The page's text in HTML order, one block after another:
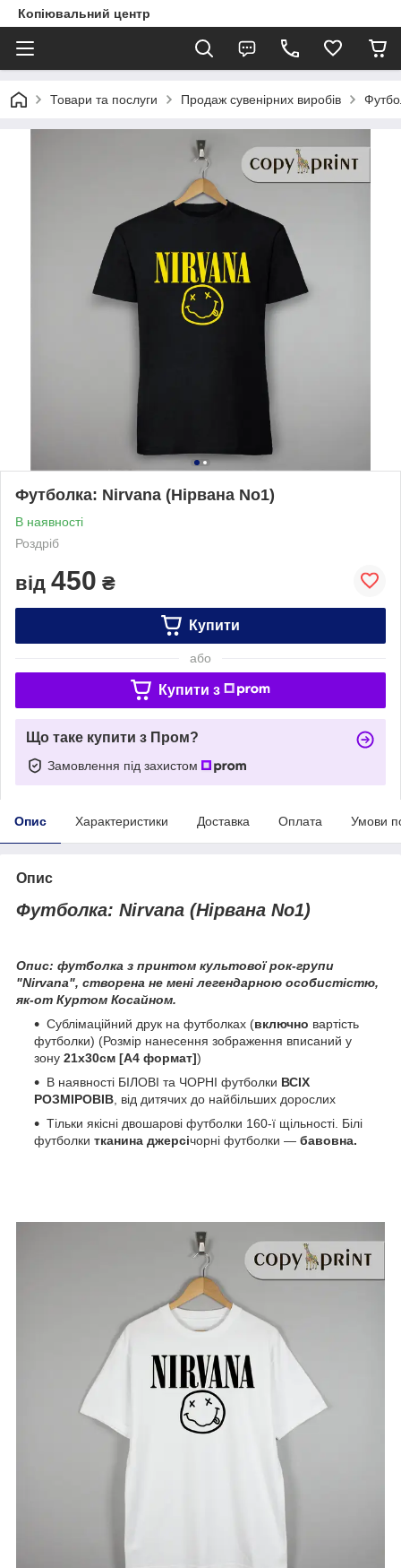
Копіювальний центр
Товари та послуги Продаж сувенірних виробів
Футболка: Nirvana (Нірвана No1)
В наявності
Роздріб
від 450 ₴
Купити
або
Купити з
Що таке купити з Пром?
Замовлення під захистом
Опис Характеристики Доставка Оплата Умови
Опис
Футболка: Nirvana (Нірвана No1)
Опис: футболка з принтом культової рок-групи
"Nirvana", створена не мені легендарною особистістю,
як-от Куртом Косайном.
Сублімаційний друк на футболках (включно вартість
футболки) (Розмір нанесення зображення вписаний у
зону 21х30см [А4 формат])
В наявності БІЛОВІ та ЧОРНІ футболки ВСІХ
РОЗМІРОВІВ, від дитячих до найбільших дорослих
Тільки якісні двошарові футболки 160-ї щільності. Білі
футболки тканина джерсічорні футболки — бавовна.